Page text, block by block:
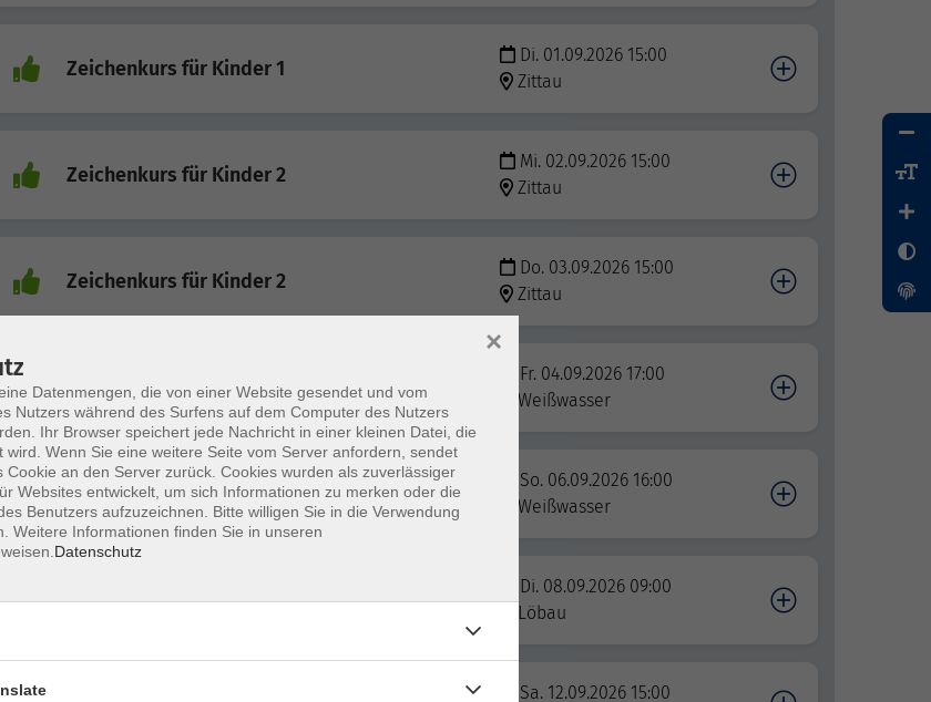
Zeichenkurs für Kinder 1
Di. 01.09.2026 15:00
Zittau
Zeichenkurs für Kinder 2
Mi. 02.09.2026 15:00
Zittau
Zeichenkurs für Kinder 2
Do. 03.09.2026 15:00
Zittau
Zumba®
Fr. 04.09.2026 17:00
Weißwasser
Vernissage: "Zeitlos, Nirgendwo im
Niemandsland" Ralf Buttker
So. 06.09.2026 16:00
Weißwasser
Aquarellmalerei für Fortgeschrittene A
Di. 08.09.2026 09:00
Löbau
Sa. 12.09.2026 15:00
Datenmengen, die von einer Website gesendet und vom
Nutzers während des Surfens auf dem Computer des Nutzers
Ihr Browser speichert jede Nachricht in einer kleinen Datei, die
wird. Wenn Sie eine weitere Seite vom Server anfordern, sendet
Cookie an den Server zurück. Cookies wurden als zuverlässiger
Websites entwickelt, um sich Informationen zu merken oder die
Benutzers aufzuzeichnen. Bitte willigen Sie in die Verwendung
Weitere Informationen finden Sie in unseren
Datenschutz
×